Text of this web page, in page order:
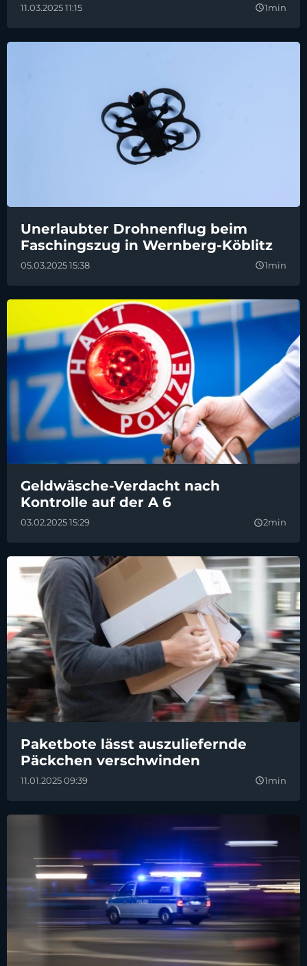
11.03.2025 11:15 query_builder1min
Unerlaubter Drohnenflug beim
Faschingszug in Wernberg-Köblitz
05.03.2025 15:38 query_builder1min
Geldwäsche-Verdacht nach
Kontrolle auf der A 6
03.02.2025 15:29 query_builder2min
Paketbote lässt auszuliefernde
Päckchen verschwinden
11.01.2025 09:39 query_builder1min